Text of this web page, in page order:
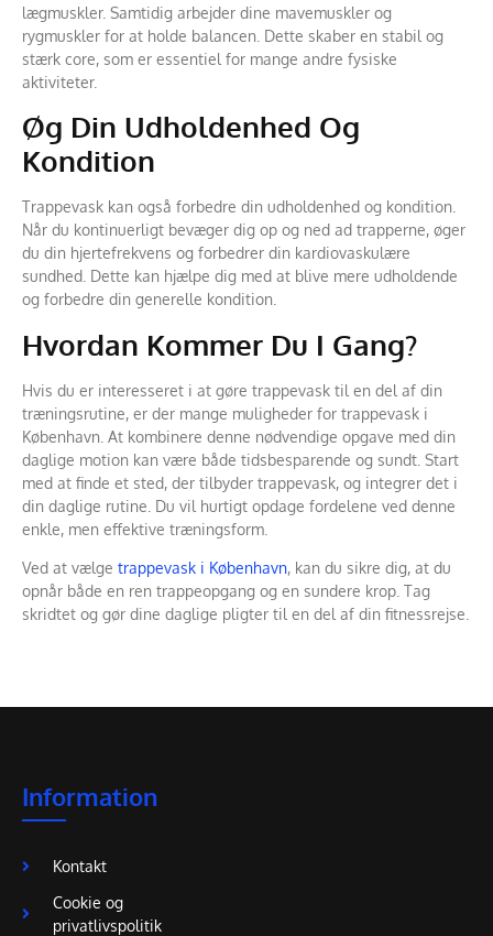
lægmuskler. Samtidig arbejder dine mavemuskler og
rygmuskler for at holde balancen. Dette skaber en stabil og
stærk core, som er essentiel for mange andre fysiske
aktiviteter.
Øg Din Udholdenhed Og
Kondition
Trappevask kan også forbedre din udholdenhed og kondition.
Når du kontinuerligt bevæger dig op og ned ad trapperne, øger
du din hjertefrekvens og forbedrer din kardiovaskulære
sundhed. Dette kan hjælpe dig med at blive mere udholdende
og forbedre din generelle kondition.
Hvordan Kommer Du I Gang?
Hvis du er interesseret i at gøre trappevask til en del af din
træningsrutine, er der mange muligheder for trappevask i
København. At kombinere denne nødvendige opgave med din
daglige motion kan være både tidsbesparende og sundt. Start
med at finde et sted, der tilbyder trappevask, og integrer det i
din daglige rutine. Du vil hurtigt opdage fordelene ved denne
enkle, men effektive træningsform.
Ved at vælge trappevask i København, kan du sikre dig, at du
opnår både en ren trappeopgang og en sundere krop. Tag
skridtet og gør dine daglige pligter til en del af din fitnessrejse.
Information
Kontakt
Cookie og
privatlivspolitik